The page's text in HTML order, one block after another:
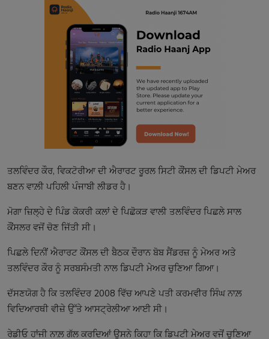
ਤਲਵਿੰਦਰ ਕੌਰ, ਵਿਕਟੋਰੀਆ ਦੀ ਐਰਾਰਟ ਰੂਰਲ ਸਿਟੀ ਕੌਂਸਲ ਦੀ ਡਿਪਟੀ ਮੇਅਰ
ਬਣਨ ਵਾਲ਼ੀ ਪਹਿਲੀ ਪੰਜਾਬੀ ਲੀਡਰ ਹੈ।
ਮੋਗਾ ਜ਼ਿਲ੍ਹੇ ਦੇ ਪਿੰਡ ਕੋਕਰੀ ਕਲਾਂ ਦੇ ਪਿਛੋਕੜ ਵਾਲੀ ਤਲਵਿੰਦਰ ਪਿਛਲੇ ਸਾਲ
ਕੌਂਸਲਰ ਵਜੋਂ ਚੋਣ ਜਿੱਤੀ ਸੀ।
ਪਿਛਲੇ ਦਿਨੀਂ ਐਰਾਰਟ ਕੌਂਸਲ ਦੀ ਬੈਠਕ ਦੌਰਾਨ ਬੋਬ ਸੈਂਡਰਜ਼ ਨੂੰ ਮੇਅਰ ਅਤੇ
ਤਲਵਿੰਦਰ ਕੌਰ ਨੂੰ ਸਰਬਸੰਮਤੀ ਨਾਲ ਡਿਪਟੀ ਮੇਅਰ ਚੁਣਿਆ ਗਿਆ।
ਦੱਸਣਯੋਗ ਹੈ ਕਿ ਤਲਵਿੰਦਰ 2008 ਵਿੱਚ ਆਪਣੇ ਪਤੀ ਕਰਮਵੀਰ ਸਿੰਘ ਨਾਲ਼
ਵਿਦਿਆਰਥੀ ਵੀਜ਼ੇ ਉੱਤੇ ਆਸਟ੍ਰੇਲੀਆ ਆਈ ਸੀ।
ਰੇਡੀਓ ਹਾਂਜੀ ਨਾਲ਼ ਗੱਲ ਕਰਦਿਆਂ ਉਸਨੇ ਕਿਹਾ ਕਿ ਡਿਪਟੀ ਮੇਅਰ ਵਜੋਂ ਚੁਣਿਆ